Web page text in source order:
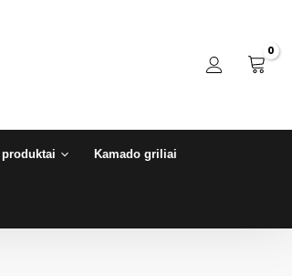
produktai Kamado griliai